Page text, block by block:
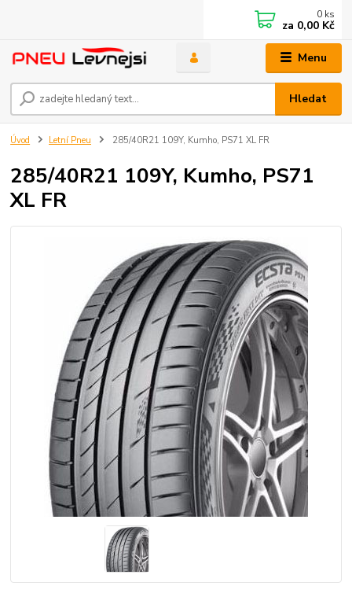
Menu
Hledat
0 ks
za 0,00 Kč
Úvod Letní Pneu 285/40R21 109Y, Kumho, PS71 XL FR
285/40R21 109Y, Kumho, PS71
XL FR